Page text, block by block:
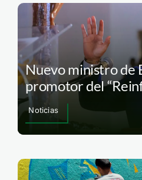
Nuevo ministro de
promotor del
Noticias